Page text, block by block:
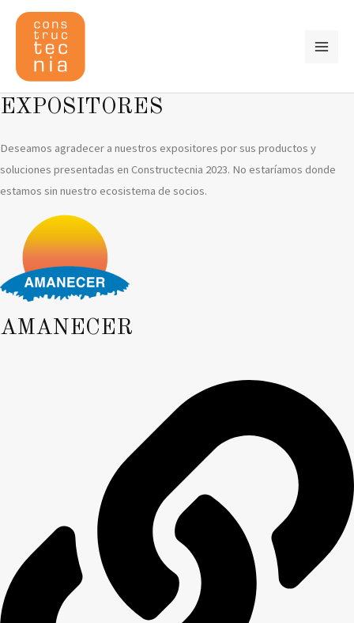
contenido
EXPOSITORES
Deseamos agradecer a nuestros expositores por sus productos y
soluciones presentadas en Constructecnia 2023. No estaríamos donde
estamos sin nuestro ecosistema de socios.
AMANECER